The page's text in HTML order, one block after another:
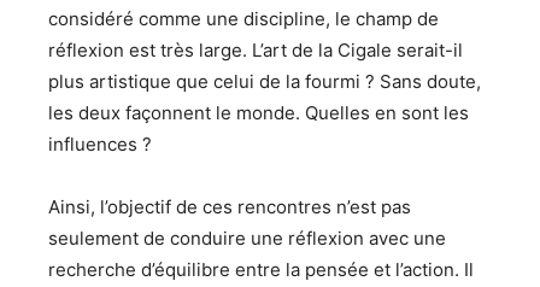
considéré comme une discipline, le champ de
réflexion est très large. L’art de la Cigale serait-il
plus artistique que celui de la fourmi ? Sans doute,
les deux façonnent le monde. Quelles en sont les
influences ?
Ainsi, l’objectif de ces rencontres n’est pas
seulement de conduire une réflexion avec une
recherche d’équilibre entre la pensée et l’action. Il